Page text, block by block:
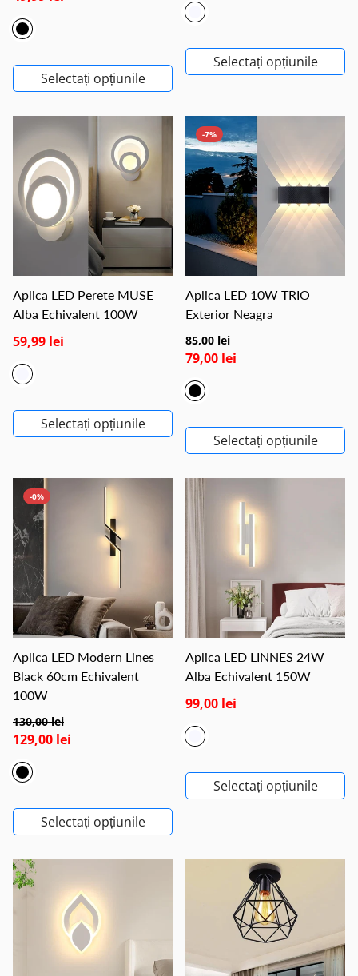
Selectați opțiunile
Selectați opțiunile
Aplica LED Perete MUSE
Alba Echivalent 100W
59,99 lei
Selectați opțiunile
-7%
Aplica LED 10W TRIO
Exterior Neagra
85,00 lei
79,00 lei
Selectați opțiunile
-0%
Aplica LED Modern Lines
Black 60cm Echivalent
100W
130,00 lei
129,00 lei
Selectați opțiunile
Aplica LED LINNES 24W
Alba Echivalent 150W
99,00 lei
Selectați opțiunile